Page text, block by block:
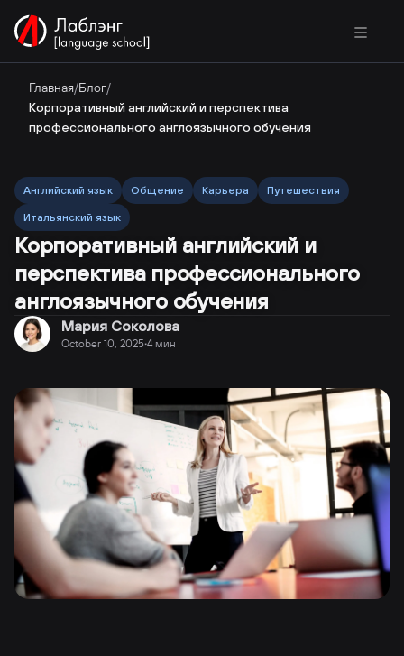
Главная/Блог/
Корпоративный английский и перспектива
профессионального англоязычного обучения
Английский язык Общение Карьера Путешествия
Итальянский язык
Корпоративный английский и
перспектива профессионального
англоязычного обучения
Мария Соколова
October 10, 2025·4мин